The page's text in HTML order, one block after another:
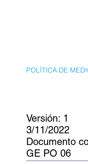
POLÍTICA DE
Versión: 1
3/11/2022
Documento
GE PO 06